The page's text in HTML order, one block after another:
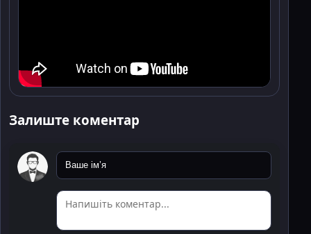
Залиште коментар